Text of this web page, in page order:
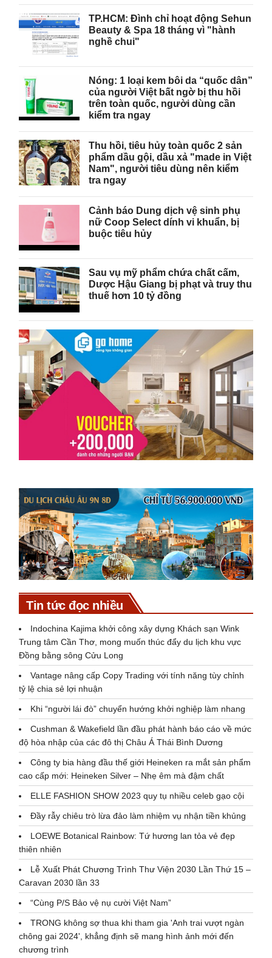
TP.HCM: Đình chỉ hoạt động Sehun
Beauty & Spa 18 tháng vì "hành
nghề chui"
Nóng: 1 loại kem bôi da “quốc dân”
của người Việt bất ngờ bị thu hồi
trên toàn quốc, người dùng cần
kiểm tra ngay
Thu hồi, tiêu hủy toàn quốc 2 sản
phẩm dầu gội, dầu xả "made in Việt
Nam", người tiêu dùng nên kiểm
tra ngay
Cảnh báo Dung dịch vệ sinh phụ
nữ Coop Select dính vi khuẩn, bị
buộc tiêu hủy
Sau vụ mỹ phẩm chứa chất cấm,
Dược Hậu Giang bị phạt và truy thu
thuế hơn 10 tỷ đồng
Tin tức đọc nhiều
Indochina Kajima khởi công xây dựng Khách sạn Wink
Trung tâm Cần Thơ, mong muốn thúc đẩy du lịch khu vực
Đồng bằng sông Cửu Long
Vantage nâng cấp Copy Trading với tính năng tùy chỉnh
tỷ lệ chia sẻ lợi nhuận
Khi “người lái đò” chuyển hướng khởi nghiệp làm nhang
Cushman & Wakefield lần đầu phát hành báo cáo về mức
độ hòa nhập của các đô thị Châu Á Thái Bình Dương
Công ty bia hàng đầu thế giới Heineken ra mắt sản phẩm
cao cấp mới: Heineken Silver – Nhẹ êm mà đậm chất
ELLE FASHION SHOW 2023 quy tụ nhiều celeb gạo cội
Đầy rẫy chiêu trò lừa đảo làm nhiệm vụ nhận tiền khủng
LOEWE Botanical Rainbow: Tứ hương lan tỏa vẻ đẹp
thiên nhiên
Lễ Xuất Phát Chương Trình Thư Viện 2030 Lần Thứ 15 –
Caravan 2030 lần 33
“Cùng P/S Bảo vệ nụ cười Việt Nam”
TRONG không sợ thua khi tham gia 'Anh trai vượt ngàn
chông gai 2024', khẳng định sẽ mang hình ảnh mới đến
chương trình